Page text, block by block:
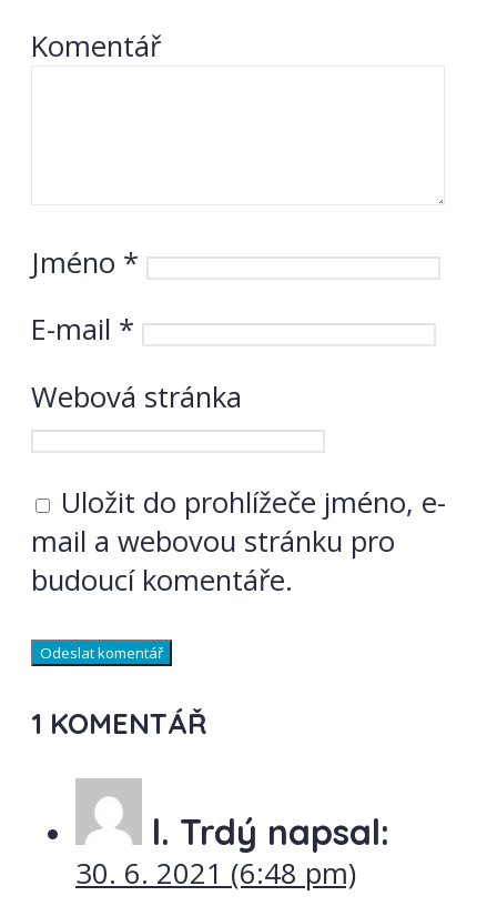
Komentář
Jméno *
E-mail *
Webová stránka
Uložit do prohlížeče jméno, e-
mail a webovou stránku pro
budoucí komentáře.
1 KOMENTÁŘ
l. Trdý napsal:
30. 6. 2021 (6:48 pm)